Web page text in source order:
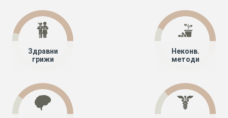
Здравни
грижи
Неконв.
методи